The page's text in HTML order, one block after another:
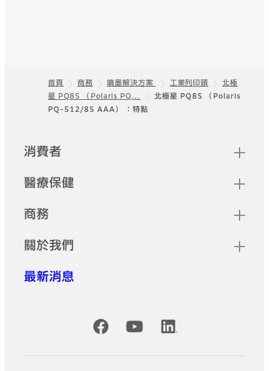
首頁 商務 噴墨解決方案 工業列印頭
北極
星 PQ85 （Polaris PQ…
北極星 PQ85 （Polaris
PQ-512/85 AAA） ：特點
快速連結
消費者
醫療保健
商務
關於我們
最新消息
Official Social Media Accounts